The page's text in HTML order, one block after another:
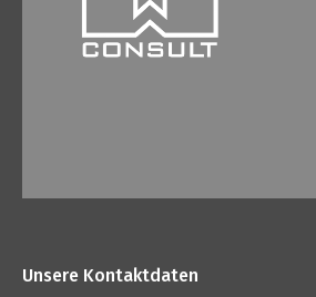
Unsere Kontaktdaten